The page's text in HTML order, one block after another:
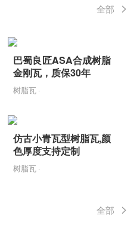
全部
巴蜀良匠ASA合成树脂
金刚瓦，质保30年
树脂瓦 ·
仿古小青瓦型树脂瓦,颜
色厚度支持定制
树脂瓦 ·
全部